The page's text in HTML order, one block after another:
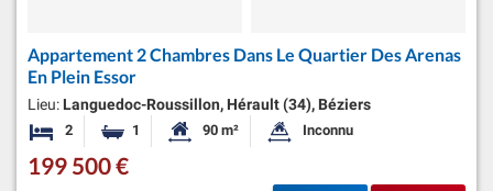
Appartement 2 Chambres Dans Le Quartier Des Arenas
En Plein Essor
Lieu: Languedoc-Roussillon, Hérault (34), Béziers
2 Chambres1 Salle de bainSurface habitable:
90 m² Superficie du terrain:
Inconnu
199 500 €